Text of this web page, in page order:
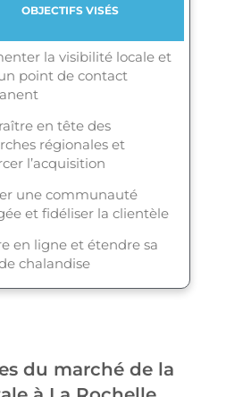
OBJECTIFS VISÉS
la visibilité locale et
point de contact
en tête des
régionales et
l’acquisition
une communauté
et fidéliser la clientèle
en ligne et étendre sa
chalandise
du marché de la